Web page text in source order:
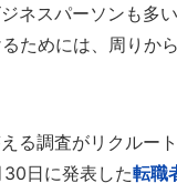
ネスパーソンも多
ためには、周りか
る調査がリクルー
日に発表した転職